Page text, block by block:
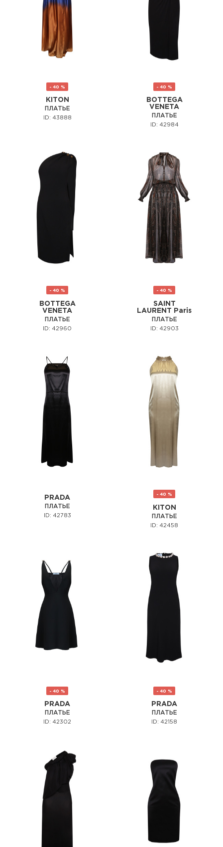
- 40 %
KITON
ПЛАТЬЕ
ID: 43888
- 40 %
BOTTEGA
VENETA
ПЛАТЬЕ
ID: 42984
- 40 %
BOTTEGA
VENETA
ПЛАТЬЕ
ID: 42960
- 40 %
SAINT
LAURENT Paris
ПЛАТЬЕ
ID: 42903
PRADA
ПЛАТЬЕ
ID: 42783
- 40 %
KITON
ПЛАТЬЕ
ID: 42458
- 40 %
PRADA
ПЛАТЬЕ
ID: 42302
- 40 %
PRADA
ПЛАТЬЕ
ID: 42158